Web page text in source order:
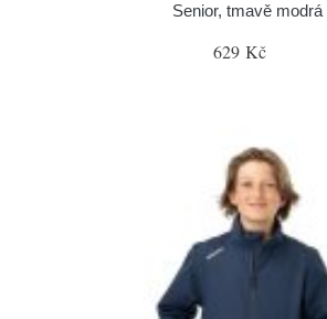
Senior, tmavě modrá
629 Kč